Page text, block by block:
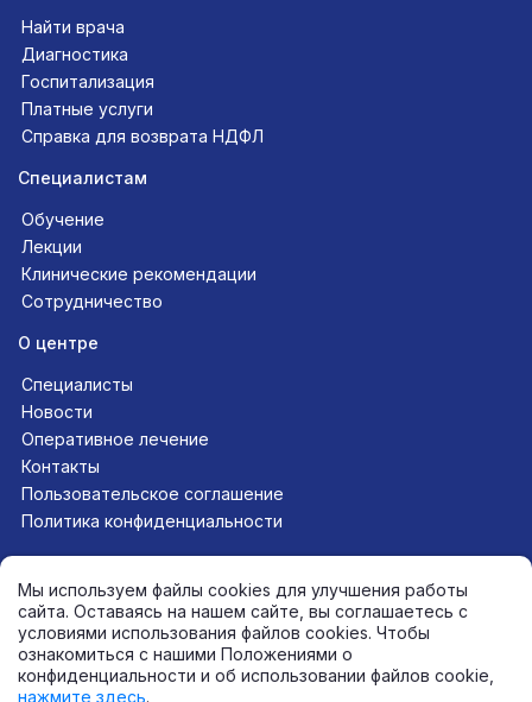
Найти врача
Диагностика
Госпитализация
Платные услуги
Справка для возврата НДФЛ
Специалистам
Обучение
Лекции
Клинические рекомендации
Сотрудничество
О центре
Специалисты
Новости
Оперативное лечение
Контакты
Пользовательское соглашение
Политика конфиденциальности
Следите за нами в соцсетях
+7 (812) 565-11-12
mail@endoinfo.ru
Мы используем файлы cookies для улучшения работы
сайта. Оставаясь на нашем сайте, вы соглашаетесь с
условиями использования файлов cookies. Чтобы
ознакомиться с нашими Положениями о
конфиденциальности и об использовании файлов cookie,
нажмите здесь.